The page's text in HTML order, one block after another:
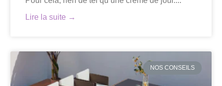
Lire la suite →
NOS CONSEILS